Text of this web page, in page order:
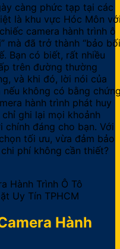
càng phức tạp tại các
là khu vực Hóc Môn
camera hành trình ô
mà đã trở thành “bảo
Bạn có biết, rất nhiều
trên đường thường
và khi đó, lời nói của
không có bằng
hành trình phát huy
ghi lại mọi khoảnh
chính đáng cho bạn. Với
tối ưu, vừa đảm bảo
phí không cần thiết?
Hành